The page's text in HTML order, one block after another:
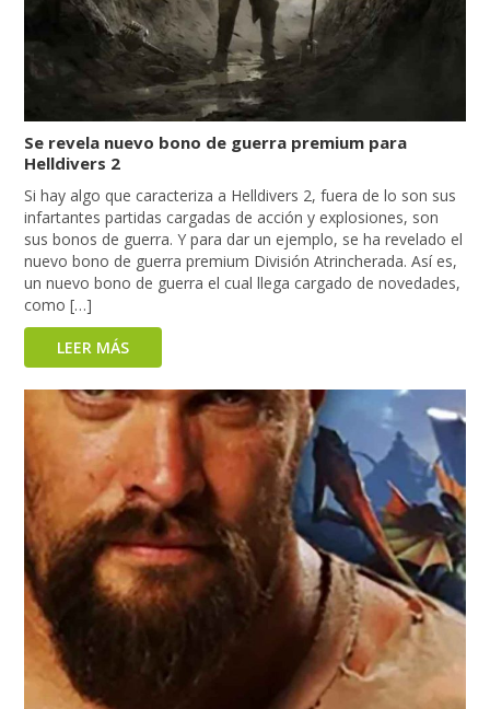
Se revela nuevo bono de guerra premium para
Helldivers 2
Si hay algo que caracteriza a Helldivers 2, fuera de lo son sus
infartantes partidas cargadas de acción y explosiones, son
sus bonos de guerra. Y para dar un ejemplo, se ha revelado el
nuevo bono de guerra premium División Atrincherada. Así es,
un nuevo bono de guerra el cual llega cargado de novedades,
como […]
LEER MÁS